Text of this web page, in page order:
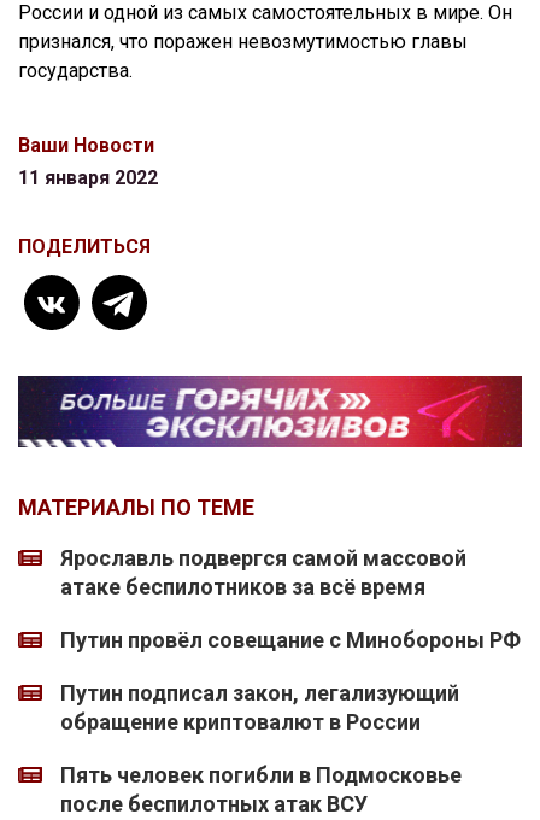
России и одной из самых самостоятельных в мире. Он
признался, что поражен невозмутимостью главы
государства.
Ваши Новости
11 января 2022
ПОДЕЛИТЬСЯ
МАТЕРИАЛЫ ПО ТЕМЕ
Ярославль подвергся самой массовой
атаке беспилотников за всё время
Путин провёл совещание с Минобороны РФ
Путин подписал закон, легализующий
обращение криптовалют в России
Пять человек погибли в Подмосковье
после беспилотных атак ВСУ